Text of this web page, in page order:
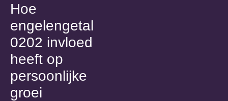
Hoe
engelengetal
0202 invloed
heeft op
persoonlijke
groei